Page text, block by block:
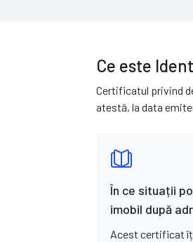
Ce este
Certificatul privind
atestă, la data
În ce situații
imobil după
Acest certificat